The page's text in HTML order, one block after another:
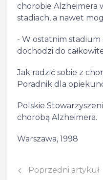
chorobie Alzheimera
stadiach, a nawet
- W ostatnim stadium
dochodzi do
Jak radzić sobie z
Poradnik dla
Polskie
chorobą Alzheimera.
Warszawa, 1998
Poprzedni artykuł:
Poprzedni artykuł